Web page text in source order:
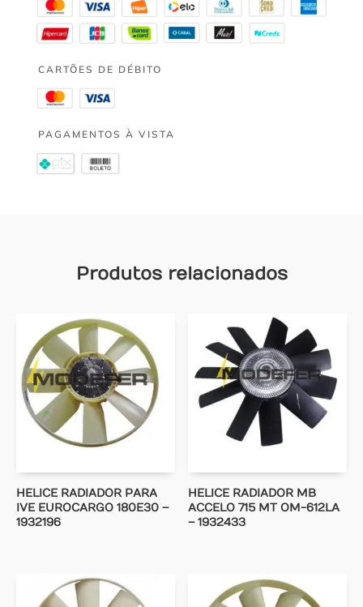
CARTÕES DE DÉBITO
PAGAMENTOS À VISTA
Produtos relacionados
HELICE RADIADOR PARA
IVE EUROCARGO 180E30 –
1932196
HELICE RADIADOR MB
ACCELO 715 MT OM-612LA
– 1932433